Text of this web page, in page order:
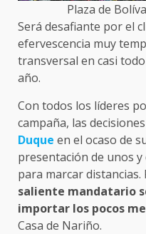
Plaza de
Será desafiante por el
efervescencia muy
transversal en casi
año.
Con todos los líderes
campaña, las
Duque en el ocaso de
presentación de unos
para marcar distancias.
saliente mandatario
importar los pocos
Casa de Nariño.